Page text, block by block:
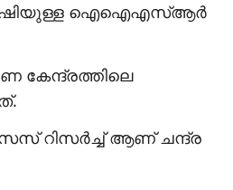
ഐഐഎസ്ആര്‍
കേന്ദ്രത്തിലെ
റിസര്‍ച്ച് ആണ് ചന്ദ്ര